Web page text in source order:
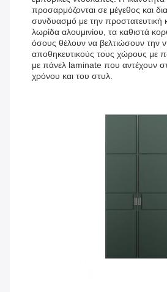
προσαρμόζονται σε μέγεθος και
συνδυασμό με την προστατευτική
λωρίδα αλουμινίου, τα καθιστά
όσους θέλουν να βελτιώσουν την
αποθηκευτικούς τους χώρους με
με πάνελ laminate που αντέχουν
χρόνου και του στυλ.